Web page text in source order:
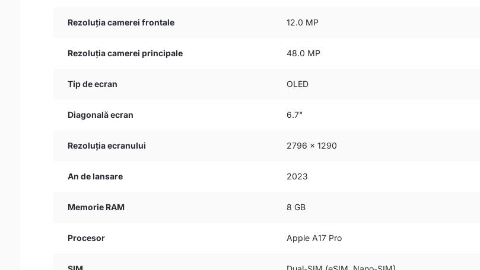
Rezoluția camerei frontale 12.0 MP
Rezoluția camerei principale 48.0 MP
Tip de ecran OLED
Diagonală ecran 6.7"
Rezoluția ecranului 2796 x 1290
An de lansare 2023
Memorie RAM 8 GB
Procesor Apple A17 Pro